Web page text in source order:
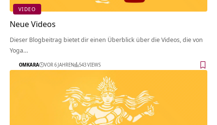
VIDEO
Neue Videos
Dieser Blogbeitrag bietet dir einen Überblick über die Videos, die von
Yoga…
OMKARA VOR 6 JAHREN 543 VIEWS